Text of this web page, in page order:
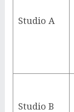
Studio A
Studio B